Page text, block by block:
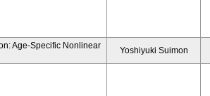
Age-Specific Nonlinear
Yoshiyuki Suimon